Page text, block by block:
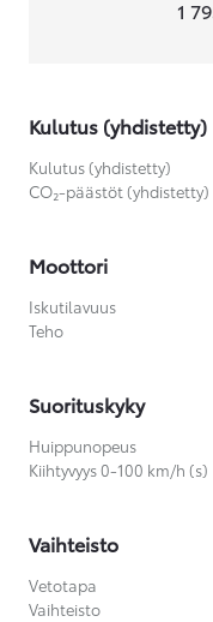
Leveys
1
Kulutus (yhdistetty)
Kulutus (yhdistetty)
CO₂-päästöt (yhdistetty)
Moottori
Iskutilavuus
Teho
Suorituskyky
Huippunopeus
Kiihtyvyys 0-100 km/h (s)
Vaihteisto
Vetotapa
Vaihteisto